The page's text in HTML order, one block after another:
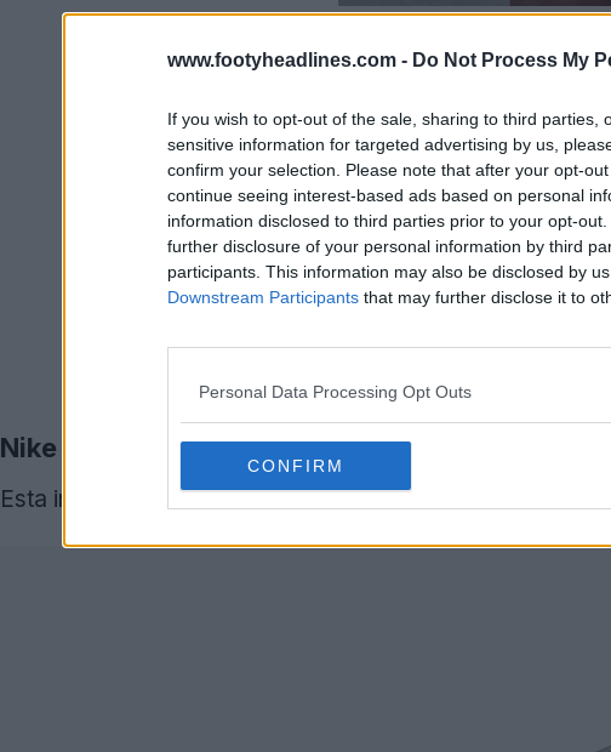
www.footyheadlines.com - Do Not Process My
If you wish to opt-out of the sale, sharing to third parties,
sensitive information for targeted advertising by us,
confirm your selection. Please note that after your opt-
continue seeing interest-based ads based on personal
information disclosed to third parties prior to your opt-
further disclosure of your personal information by third
participants. This information may also be disclosed by
Downstream Participants that may further disclose it to
Personal Data Processing Opt Outs
CONFIRM
Nike Tiempo Ligera Especial - Prata Metálica /
Esta imagem mostra as chuteiras Nike Tiempo Ligera